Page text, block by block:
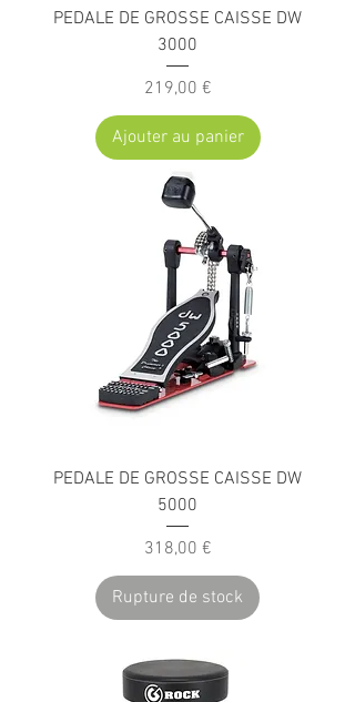
PEDALE DE GROSSE CAISSE DW
3000
Prix
219,00 €
Ajouter au panier
PEDALE DE GROSSE CAISSE DW
5000
Prix
318,00 €
Rupture de stock